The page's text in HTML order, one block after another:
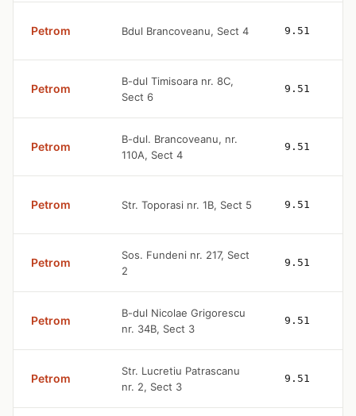
Petrom Bdul Brancoveanu, Sect 4 9.51
Petrom
B-dul Timisoara nr. 8C,
Sect 6
9.51
Petrom
B-dul. Brancoveanu, nr.
110A, Sect 4
9.51
Petrom Str. Toporasi nr. 1B, Sect 5 9.51
Petrom
Sos. Fundeni nr. 217, Sect
2
9.51
Petrom
B-dul Nicolae Grigorescu
nr. 34B, Sect 3
9.51
Petrom
Str. Lucretiu Patrascanu
nr. 2, Sect 3
9.51